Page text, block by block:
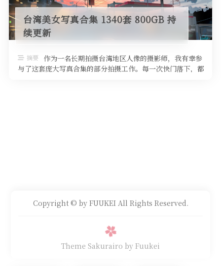
足控资源
台湾美女写真合集 1340套 800GB 持
续更新
摘要
作为一名长期拍摄台湾地区人像的摄影师，我有幸参
与了这套庞大写真合集的部分拍摄工作。每一次快门落下，都
Copyright © by FUUKEI All Rights Reserved.
Theme Sakurairo by Fuukei